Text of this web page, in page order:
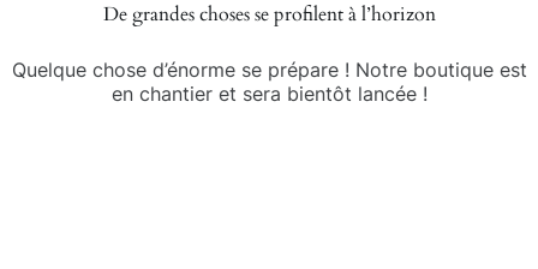
De grandes choses se profilent à l’horizon
Quelque chose d’énorme se prépare ! Notre boutique est
en chantier et sera bientôt lancée !